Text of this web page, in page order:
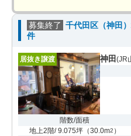
募集終了 千代田区（神田
件
居抜き譲渡 神田 (JR
階数/面積
地上2階/ 9.075坪（30.0m2 ）